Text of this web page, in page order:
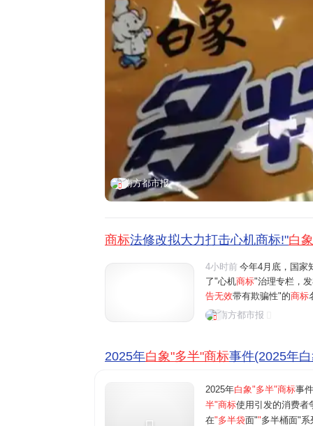
南方都市报
商标法修改拟大力打击心机商标!"白
4小时前 今年4月底，国家
了"心机商标"治理专栏，
告无效带有欺骗性"的商标
引发争议的商标
南方都市报
2025年白象"多半"商标事件(2025年
2025年白象"多半"商标事
半"商标使用引发的消费者
在"多半袋面""多半桶面"